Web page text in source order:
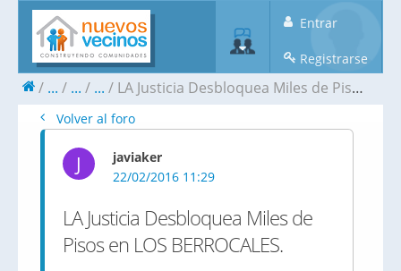
Entrar
Registrarse
... ... ... LA Justicia Desbloquea Miles de Pisos en LOS BERROCALES.
Volver al foro
J
javiaker
22/02/2016 11:29
LA Justicia Desbloquea Miles de
Pisos en LOS BERROCALES.